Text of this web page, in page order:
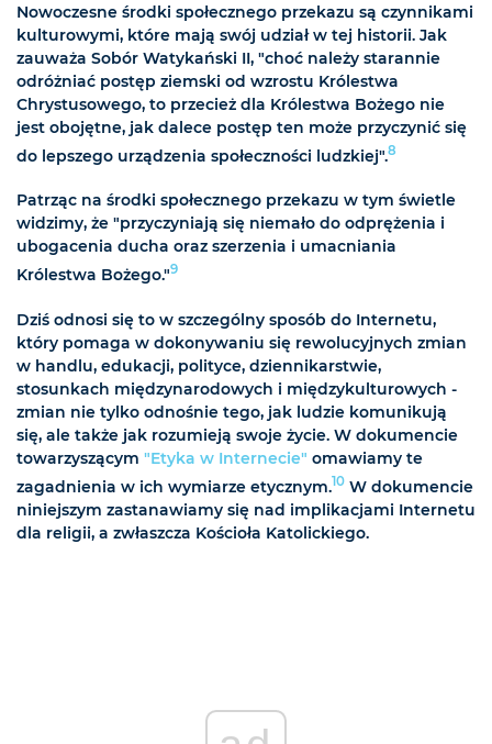
Nowoczesne środki społecznego przekazu są czynnikami
kulturowymi, które mają swój udział w tej historii. Jak
zauważa Sobór Watykański II, "choć należy starannie
odróżniać postęp ziemski od wzrostu Królestwa
Chrystusowego, to przecież dla Królestwa Bożego nie
jest obojętne, jak dalece postęp ten może przyczynić się
do lepszego urządzenia społeczności ludzkiej".8
Patrząc na środki społecznego przekazu w tym świetle
widzimy, że "przyczyniają się niemało do odprężenia i
ubogacenia ducha oraz szerzenia i umacniania
Królestwa Bożego."9
Dziś odnosi się to w szczególny sposób do Internetu,
który pomaga w dokonywaniu się rewolucyjnych zmian
w handlu, edukacji, polityce, dziennikarstwie,
stosunkach międzynarodowych i międzykulturowych -
zmian nie tylko odnośnie tego, jak ludzie komunikują
się, ale także jak rozumieją swoje życie. W dokumencie
towarzyszącym "Etyka w Internecie" omawiamy te
zagadnienia w ich wymiarze etycznym.10 W dokumencie
niniejszym zastanawiamy się nad implikacjami Internetu
dla religii, a zwłaszcza Kościoła Katolickiego.